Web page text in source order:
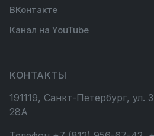
ВКонтакте
Канал на YouTube
КОНТАКТЫ
191119, Санкт-Петербург, ул.
28А